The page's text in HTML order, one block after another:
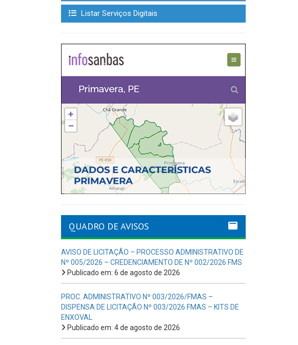
Listar Serviços Digitais
QUADRO DE AVISOS
AVISO DE LICITAÇÃO – PROCESSO ADMINISTRATIVO DE
Nº 005/2026 – CREDENCIAMENTO DE Nº 002/2026 FMS
Publicado em: 6 de agosto de 2026
PROC. ADMINISTRATIVO Nº 003/2026/FMAS –
DISPENSA DE LICITAÇÃO Nº 003/2026 FMAS – KITS DE
ENXOVAL
Publicado em: 4 de agosto de 2026